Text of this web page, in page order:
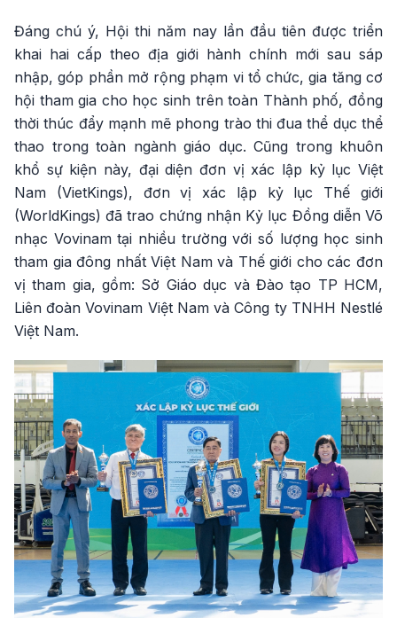
Đáng chú ý, Hội thi năm nay lần đầu tiên được triển
khai hai cấp theo địa giới hành chính mới sau sáp
nhập, góp phần mở rộng phạm vi tổ chức, gia tăng cơ
hội tham gia cho học sinh trên toàn Thành phố, đồng
thời thúc đẩy mạnh mẽ phong trào thi đua thể dục thể
thao trong toàn ngành giáo dục. Cũng trong khuôn
khổ sự kiện này, đại diện đơn vị xác lập kỷ lục Việt
Nam (VietKings), đơn vị xác lập kỷ lục Thế giới
(WorldKings) đã trao chứng nhận Kỷ lục Đồng diễn Võ
nhạc Vovinam tại nhiều trường với số lượng học sinh
tham gia đông nhất Việt Nam và Thế giới cho các đơn
vị tham gia, gồm: Sở Giáo dục và Đào tạo TP HCM,
Liên đoàn Vovinam Việt Nam và Công ty TNHH Nestlé
Việt Nam.